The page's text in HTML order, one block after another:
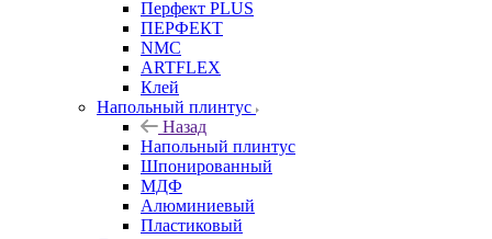
Перфект PLUS
ПЕРФЕКТ
NMC
ARTFLEX
Клей
Напольный плинтус
Назад
Напольный плинтус
Шпонированный
МДФ
Алюминиевый
Пластиковый